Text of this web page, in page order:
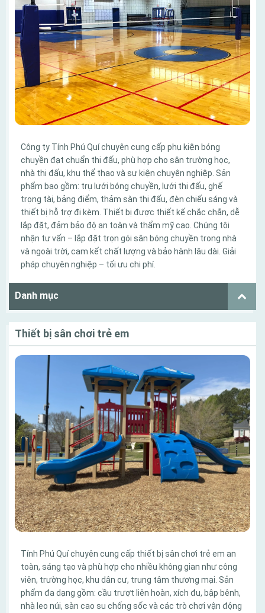
Công ty Tính Phú Quí chuyên cung cấp phụ kiện bóng
chuyền đạt chuẩn thi đấu, phù hợp cho sân trường học,
nhà thi đấu, khu thể thao và sự kiện chuyên nghiệp. Sản
phẩm bao gồm: trụ lưới bóng chuyền, lưới thi đấu, ghế
trọng tài, bảng điểm, thảm sàn thi đấu, đèn chiếu sáng và
thiết bị hỗ trợ đi kèm. Thiết bị được thiết kế chắc chắn, dễ
lắp đặt, đảm bảo độ an toàn và thẩm mỹ cao. Chúng tôi
nhận tư vấn – lắp đặt trọn gói sân bóng chuyền trong nhà
và ngoài trời, cam kết chất lượng và bảo hành lâu dài. Giải
pháp chuyên nghiệp – tối ưu chi phí.
Danh mục
Thiết bị sân chơi trẻ em
Tính Phú Quí chuyên cung cấp thiết bị sân chơi trẻ em an
toàn, sáng tạo và phù hợp cho nhiều không gian như công
viên, trường học, khu dân cư, trung tâm thương mại. Sản
phẩm đa dạng gồm: cầu trượt liên hoàn, xích đu, bập bênh,
nhà leo núi, sàn cao su chống sốc và các trò chơi vận động